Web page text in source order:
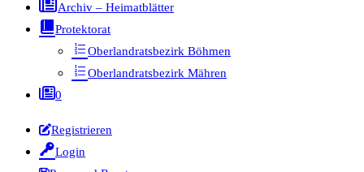
Archiv – Heimatblätter
Protektorat
Oberlandratsbezirk Böhmen
Oberlandratsbezirk Mähren
0
Registrieren
Login